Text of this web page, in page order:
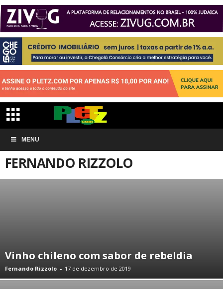
MENU
Início ARTIGOS
FERNANDO RIZZOLO
Vinho chileno com sabor de rebeldia
Fernando Rizzolo - 17 de dezembro de 2019